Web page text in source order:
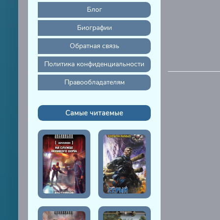
Блог
Биографии
Обратная связь
Политика конфиденциальности
Правообладателям
Самые читаемые